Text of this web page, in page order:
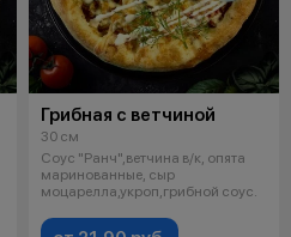
Грибная с ветчиной
30 см
Соус "Ранч",ветчина в/к, опята
маринованные, сыр
моцарелла,укроп,грибной соус.